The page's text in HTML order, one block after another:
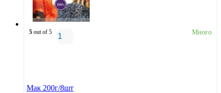
5 out of 5 Много
Мак 200г/8шт